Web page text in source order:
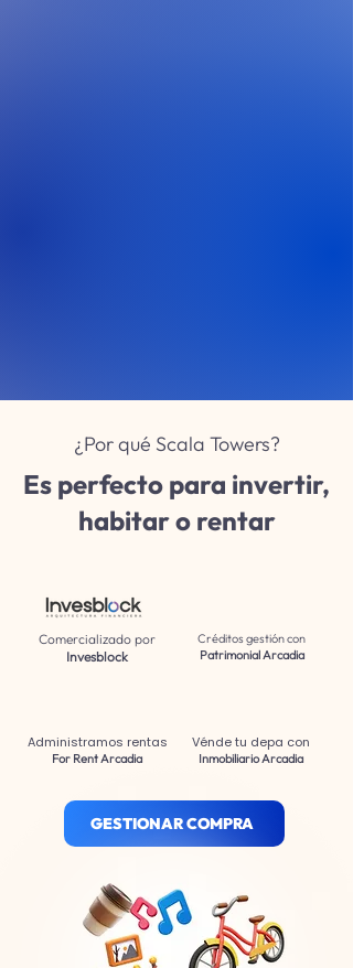
¿Por qué Scala Towers?
Es perfecto para invertir,
habitar o rentar
Comercializado por
Invesblock
Administramos rentas
For Rent Arcadia
Créditos gestión con
Patrimonial Arcadia
Vénde tu depa con
Inmobiliario Arcadia
GESTIONAR COMPRA